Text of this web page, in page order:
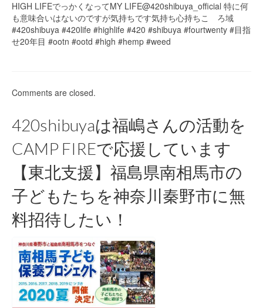
HIGH LIFEでっかくなってMY LIFE@420shibuya_official 特に何
も意味合いはないのですが気持ちです気持ち心持ちこゝろ域
#420shibuya #420life #highlife #420 #shibuya #fourtwenty #目指
せ20年目 #ootn #ootd #high #hemp #weed
Comments are closed.
420shibuyaは福嶋さんの活動を
CAMP FIREで応援しています
【東北支援】福島県南相馬市の
子どもたちを神奈川秦野市に無
料招待したい！